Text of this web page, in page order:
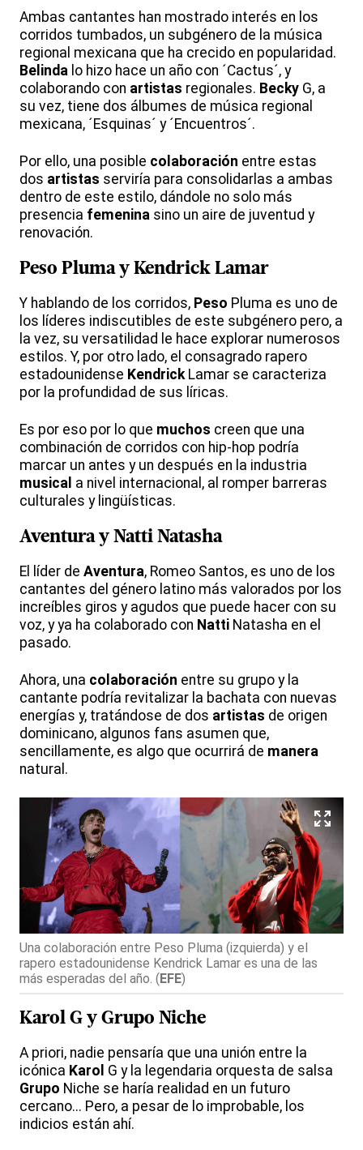
Ambas cantantes han mostrado interés en los
corridos tumbados, un subgénero de la música
regional mexicana que ha crecido en popularidad.
Belinda lo hizo hace un año con ´Cactus´, y
colaborando con artistas regionales. Becky G, a
su vez, tiene dos álbumes de música regional
mexicana, ´Esquinas´ y ´Encuentros´.
Por ello, una posible colaboración entre estas
dos artistas serviría para consolidarlas a ambas
dentro de este estilo, dándole no solo más
presencia femenina sino un aire de juventud y
renovación.
Peso Pluma y Kendrick Lamar
Y hablando de los corridos, Peso Pluma es uno de
los líderes indiscutibles de este subgénero pero, a
la vez, su versatilidad le hace explorar numerosos
estilos. Y, por otro lado, el consagrado rapero
estadounidense Kendrick Lamar se caracteriza
por la profundidad de sus líricas.
Es por eso por lo que muchos creen que una
combinación de corridos con hip-hop podría
marcar un antes y un después en la industria
musical a nivel internacional, al romper barreras
culturales y lingüísticas.
Aventuray Natti Natasha
El líder de Aventura, Romeo Santos, es uno de los
cantantes del género latino más valorados por los
increíbles giros y agudos que puede hacer con su
voz, y ya ha colaborado con Natti Natasha en el
pasado.
Ahora, una colaboración entre su grupo y la
cantante podría revitalizar la bachata con nuevas
energías y, tratándose de dos artistas de origen
dominicano, algunos fans asumen que,
sencillamente, es algo que ocurrirá de manera
natural.
Una colaboración entre Peso Pluma (izquierda) y el
rapero estadounidense Kendrick Lamar es una de las
más esperadas del año. (EFE)
Karol G y Grupo Niche
A priori, nadie pensaría que una unión entre la
icónica Karol G y la legendaria orquesta de salsa
Grupo Niche se haría realidad en un futuro
cercano... Pero, a pesar de lo improbable, los
indicios están ahí.